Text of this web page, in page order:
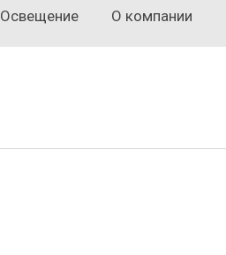
Освещение О компании